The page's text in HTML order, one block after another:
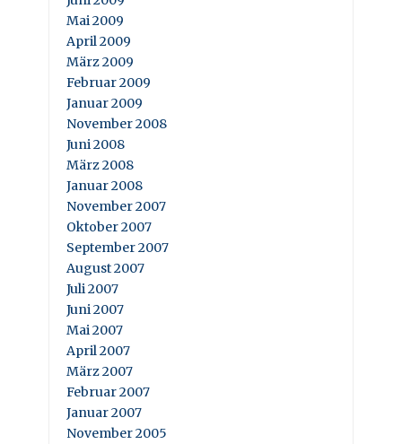
Mai 2009
April 2009
März 2009
Februar 2009
Januar 2009
November 2008
Juni 2008
März 2008
Januar 2008
November 2007
Oktober 2007
September 2007
August 2007
Juli 2007
Juni 2007
Mai 2007
April 2007
März 2007
Februar 2007
Januar 2007
November 2005